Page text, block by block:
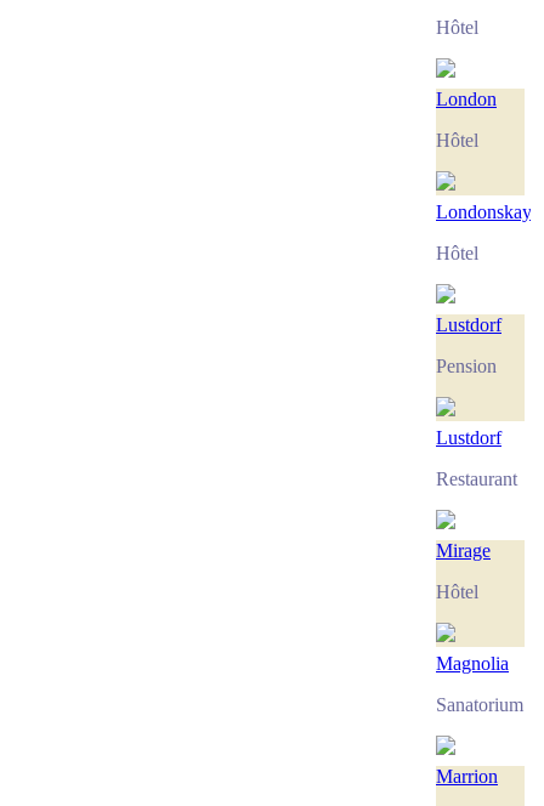
Hôtel
London
Hôtel
Londonskaya
Hôtel
Lustdorf
Pension
Lustdorf
Restaurant
Mirage
Hôtel
Magnolia
Sanatorium
Marrion